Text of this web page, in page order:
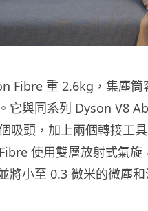
Fibre 重 2.6kg，集塵筒
它與同系列 Dyson V8
吸頭，加上兩個轉接工
使用雙層放射式氣旋
將小至 0.3 微米的微塵和